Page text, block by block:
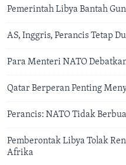
Pemerintah Libya Bantah
AS, Inggris, Perancis Tetap
Para Menteri NATO
Qatar Berperan Penting
Perancis: NATO Tidak
Pemberontak Libya Tolak
Afrika